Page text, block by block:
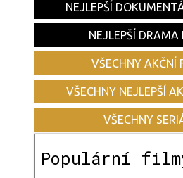
NEJLEPŠÍ
NEJLEPŠÍ DRAMA
VŠECHNY AKČNÍ
VŠECHNY NEJLEPŠÍ
VŠECHNY
Populární